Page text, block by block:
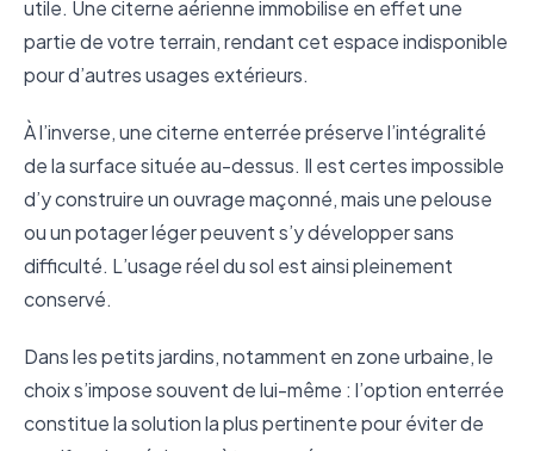
utile. Une citerne aérienne immobilise en effet une
partie de votre terrain, rendant cet espace indisponible
pour d’autres usages extérieurs.
À l’inverse, une citerne enterrée préserve l’intégralité
de la surface située au-dessus. Il est certes impossible
d’y construire un ouvrage maçonné, mais une pelouse
ou un potager léger peuvent s’y développer sans
difficulté. L’usage réel du sol est ainsi pleinement
conservé.
Dans les petits jardins, notamment en zone urbaine, le
choix s’impose souvent de lui-même : l’option enterrée
constitue la solution la plus pertinente pour éviter de